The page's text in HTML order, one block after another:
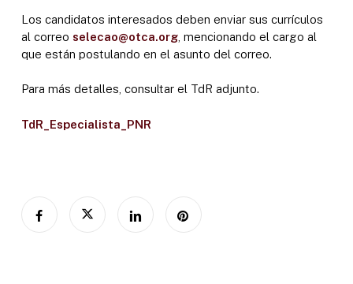
Los candidatos interesados deben enviar sus currículos
al correo selecao@otca.org, mencionando el cargo al
que están postulando en el asunto del correo.
Para más detalles, consultar el TdR adjunto.
TdR_Especialista_PNR